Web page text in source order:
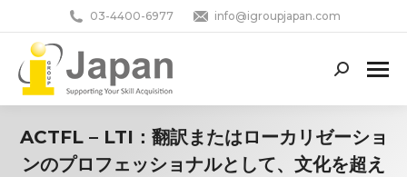
03-4400-6977 info@igroupjapan.com
Search:
ACTFL – LTI：翻訳またはローカリゼーショ
ンのプロフェッショナルとして、文化を超え